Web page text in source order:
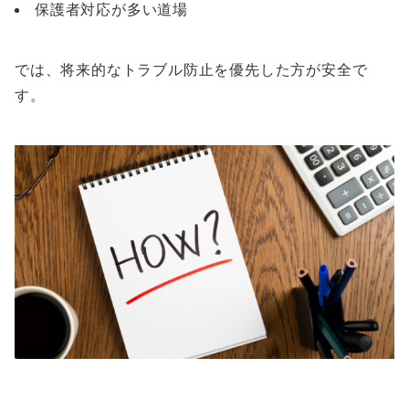
保護者対応が多い道場
では、将来的なトラブル防止を優先した方が安全で
す。